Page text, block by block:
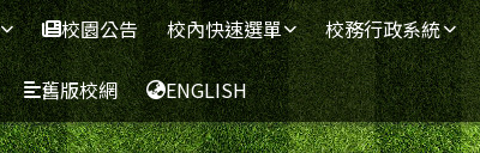
校園公告 校內快速選單 校務行政系統
舊版校網 ENGLISH